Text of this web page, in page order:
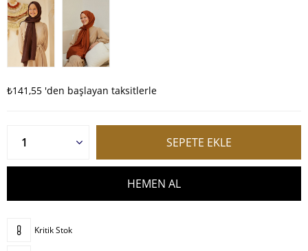
₺141,55 'den başlayan taksitlerle
Kritik Stok